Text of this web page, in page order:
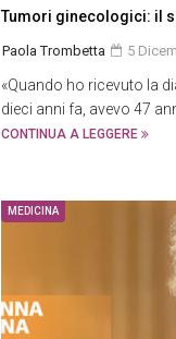
Tumori ginecologici: il
Paola Trombetta 5
«Quando ho ricevuto la
dieci anni fa, avevo 47
CONTINUA A LEGGERE
MEDICINA